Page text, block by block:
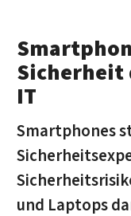
Sicherheit
IT
Smartphones
und Laptops